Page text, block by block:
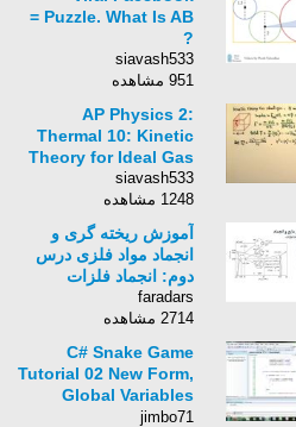
Puzzle. What Is AB =
siavash533
951 مشاهده
AP Physics 2:
Thermal 10: Kinetic
Theory for Ideal Gas
siavash533
1248 مشاهده
آموزش ریخته گری و
انجماد مواد فلزی درس
دوم: انجماد فلزات
faradars
2714 مشاهده
C# Snake Game
Tutorial 02 New Form,
Global Variables
YouTube
jimbo71